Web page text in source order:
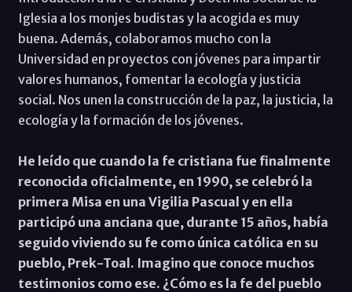
Iglesia a los monjes budistas y la acogida es muy
buena. Además, colaboramos mucho con la
Universidad en proyectos con jóvenes para impartir
valores humanos, fomentar la ecología y justicia
social. Nos unen la construcción de la paz, la justicia, la
ecología y la formación de los jóvenes.
He leído que cuando la fe cristiana fue finalmente
reconocida oficialmente, en 1990, se celebró la
primera Misa en una Vigilia Pascual y en ella
participó una anciana que, durante 15 años, había
seguido viviendo su fe como única católica en su
pueblo, Prek-Toal. Imagino que conoce muchos
testimonios como ese. ¿Cómo es la fe del pueblo